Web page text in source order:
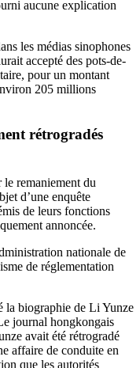
aucune explication
les médias sinophones
accepté des pots-de-
pour un montant
205 millions
rétrogradés
le remaniement du
d’une enquête
de leurs fonctions
annoncée.
nationale de
de réglementation
la biographie de Li Yunze
journal hongkongais
avait été rétrogradé
affaire de conduite en
que les autorités